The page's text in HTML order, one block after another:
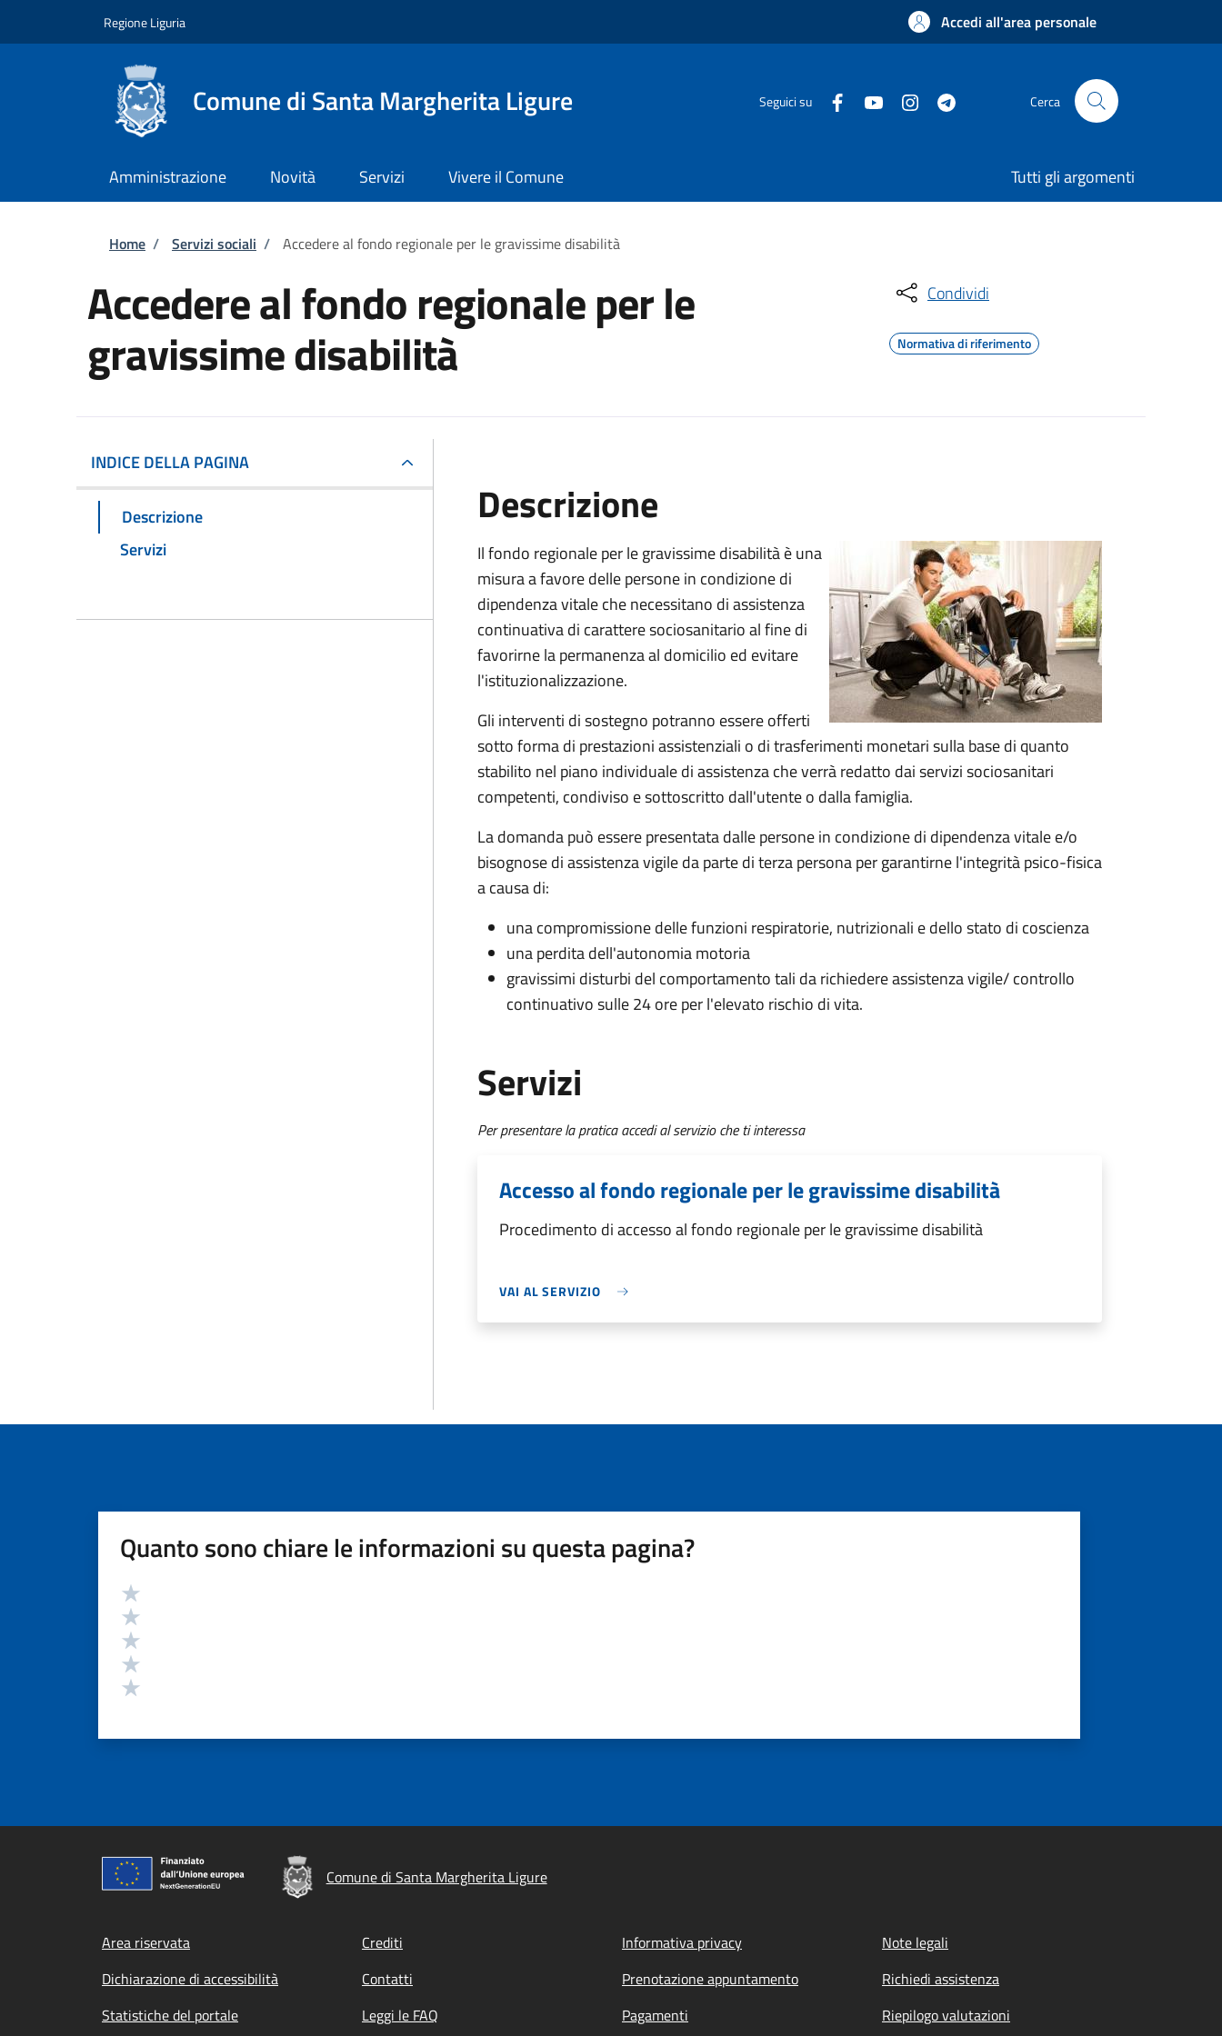
Regione Liguria Accedi all'area personale
Comune di Santa Margherita Ligure Seguici su Cerca
Amministrazione Novità Servizi Vivere il Comune Tutti gli argomenti
Briciole di pane
Home / Servizi sociali / Accedere al fondo regionale per le gravissime disabilità
Accedere al fondo regionale per le
gravissime disabilità
Condividi
Normativa di riferimento
INDICE DELLA PAGINA
Descrizione
Servizi
Descrizione
Il fondo regionale per le gravissime disabilità è una
misura a favore delle persone in condizione di
dipendenza vitale che necessitano di assistenza
continuativa di carattere sociosanitario al fine di
favorirne la permanenza al domicilio ed evitare
l'istituzionalizzazione.
Gli interventi di sostegno potranno essere offerti
sotto forma di prestazioni assistenziali o di trasferimenti monetari sulla base di quanto
stabilito nel piano individuale di assistenza che verrà redatto dai servizi sociosanitari
competenti, condiviso e sottoscritto dall'utente o dalla famiglia.
La domanda può essere presentata dalle persone in condizione di dipendenza vitale e/o
bisognose di assistenza vigile da parte di terza persona per garantirne l'integrità psico-fisica
a causa di:
una compromissione delle funzioni respiratorie, nutrizionali e dello stato di coscienza
una perdita dell'autonomia motoria
gravissimi disturbi del comportamento tali da richiedere assistenza vigile/ controllo
continuativo sulle 24 ore per l'elevato rischio di vita.
Servizi
Per presentare la pratica accedi al servizio che ti interessa
Accesso al fondo regionale per le gravissime disabilità
Procedimento di accesso al fondo regionale per le gravissime disabilità
VAI AL SERVIZIO
Quanto sono chiare le informazioni su questa pagina?
Valutazione
Comune di Santa Margherita Ligure
Footer menu
Area riservata Crediti Informativa privacy
Note legali
Dichiarazione di accessibilità
Contatti Prenotazione appuntamento
Richiedi assistenza
Statistiche del portale
Leggi le FAQ Pagamenti Riepilogo valutazioni